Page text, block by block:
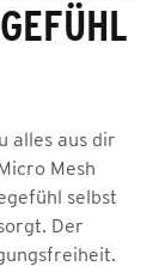
alles aus dir
Mesh
selbst
Der